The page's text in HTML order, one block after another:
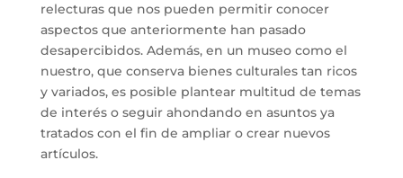
relecturas que nos pueden permitir conocer
aspectos que anteriormente han pasado
desapercibidos. Además, en un museo como el
nuestro, que conserva bienes culturales tan ricos
y variados, es posible plantear multitud de temas
de interés o seguir ahondando en asuntos ya
tratados con el fin de ampliar o crear nuevos
artículos.